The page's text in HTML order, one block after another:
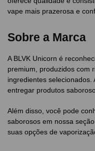
vape mais prazerosa e
Sobre a Marca
A BLVK Unicorn é
premium, produzidos com
ingredientes selecionados.
entregar produtos
Além disso, você pode
saborosos em nossa
suas opções de